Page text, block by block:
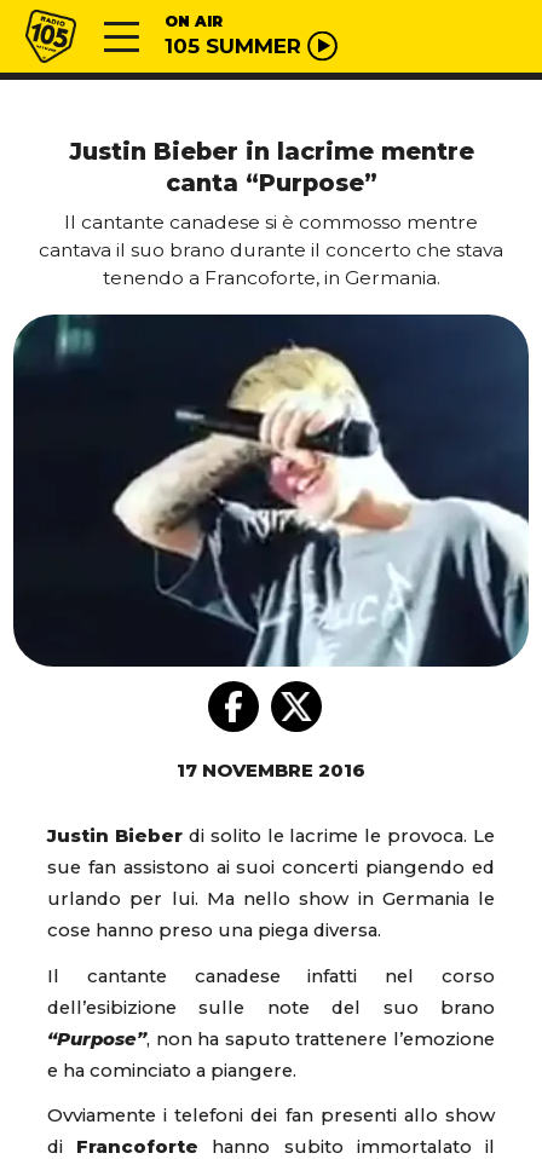
Vai al contenuto
Radio 105 ON AIR
105 SUMMER
Justin Bieber in lacrime mentre
canta “Purpose”
Il cantante canadese si è commosso mentre
cantava il suo brano durante il concerto che stava
tenendo a Francoforte, in Germania.
17 NOVEMBRE 2016
Justin Bieberdi solito le lacrime le provoca. Le
sue fan assistono ai suoi concerti piangendo ed
urlando per lui. Ma nello show in Germania le
cose hanno preso una piega diversa.
Il cantante canadese infatti nel corso
dell’esibizione sulle note del suo brano
“Purpose”, non ha saputo trattenere l’emozione
e ha cominciato a piangere.
Ovviamente i telefoni dei fan presenti allo show
di Francoforte hanno subito immortalato il